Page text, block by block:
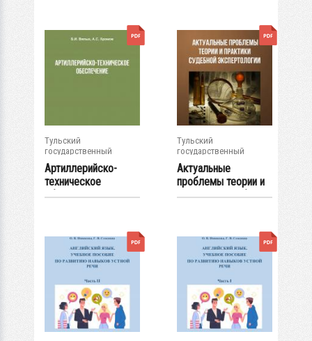
Тульский
государственный
университет
Артиллерийско-
техническое
обеспечение:
Тульский
государственный
университет
Актуальные
проблемы теории и
практики судебной...